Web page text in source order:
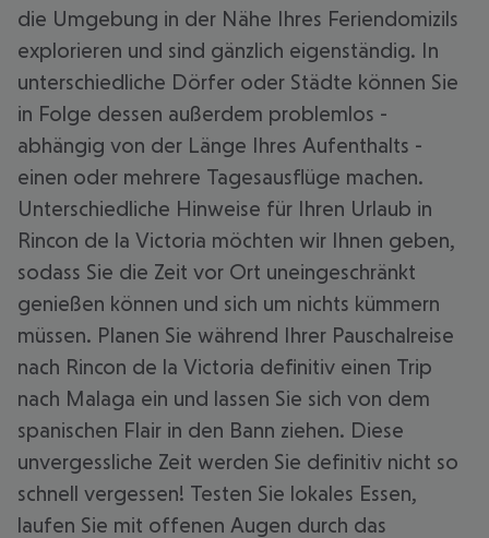
die Umgebung in der Nähe Ihres Feriendomizils
explorieren und sind gänzlich eigenständig. In
unterschiedliche Dörfer oder Städte können Sie
in Folge dessen außerdem problemlos -
abhängig von der Länge Ihres Aufenthalts -
einen oder mehrere Tagesausflüge machen.
Unterschiedliche Hinweise für Ihren Urlaub in
Rincon de la Victoria möchten wir Ihnen geben,
sodass Sie die Zeit vor Ort uneingeschränkt
genießen können und sich um nichts kümmern
müssen. Planen Sie während Ihrer Pauschalreise
nach Rincon de la Victoria definitiv einen Trip
nach Malaga ein und lassen Sie sich von dem
spanischen Flair in den Bann ziehen. Diese
unvergessliche Zeit werden Sie definitiv nicht so
schnell vergessen! Testen Sie lokales Essen,
laufen Sie mit offenen Augen durch das